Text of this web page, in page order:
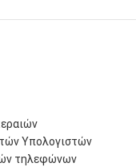
Υπολογιστών
τηλεφώνων